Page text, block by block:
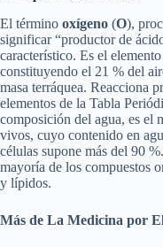
El término oxígeno (O),
significar “productor de
característico. Es el
constituyendo el 21 % del
masa terráquea. Reacciona
elementos de la Tabla
composición del agua, es el
vivos, cuyo contenido en
células supone más del 90
mayoría de los compuestos
y lípidos.
Más de La Medicina por